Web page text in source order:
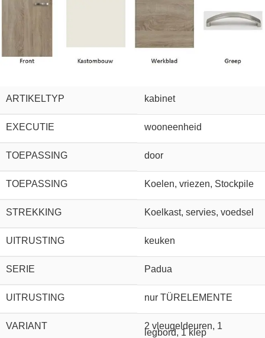
ARTIKELTYP kabinet
EXECUTIE wooneenheid
TOEPASSING door
TOEPASSING Koelen, vriezen, Stockpile
STREKKING Koelkast, servies, voedsel
UITRUSTING keuken
SERIE Padua
UITRUSTING nur TÜRELEMENTE
VARIANT 2 vleugeldeuren, 1
legbord, 1 klep